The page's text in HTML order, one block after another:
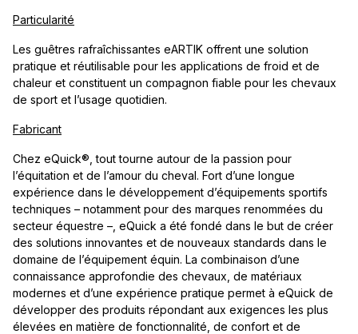
Particularité
Les guêtres rafraîchissantes eARTIK offrent une solution
pratique et réutilisable pour les applications de froid et de
chaleur et constituent un compagnon fiable pour les chevaux
de sport et l’usage quotidien.
Fabricant
Chez eQuick®, tout tourne autour de la passion pour
l’équitation et de l’amour du cheval. Fort d’une longue
expérience dans le développement d’équipements sportifs
techniques – notamment pour des marques renommées du
secteur équestre –, eQuick a été fondé dans le but de créer
des solutions innovantes et de nouveaux standards dans le
domaine de l’équipement équin. La combinaison d’une
connaissance approfondie des chevaux, de matériaux
modernes et d’une expérience pratique permet à eQuick de
développer des produits répondant aux exigences les plus
élevées en matière de fonctionnalité, de confort et de